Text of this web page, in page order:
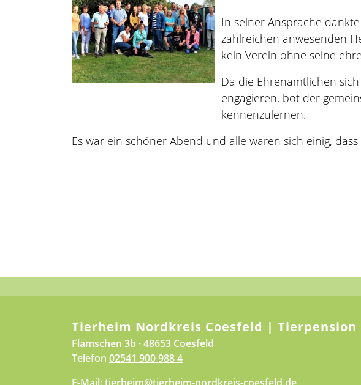
In seiner Ansprache
zahlreichen anwesenden
kein Verein ohne seine
Da die Ehrenamtlichen
engagieren, bot der
kennenzulernen.
Es war ein schöner Abend und alle waren sich einig,
Tierheim Nordkreis Coesfeld | Tierpension
Flamschen 3b · 48653 Coesfeld
Telefon 02541 900 988 4